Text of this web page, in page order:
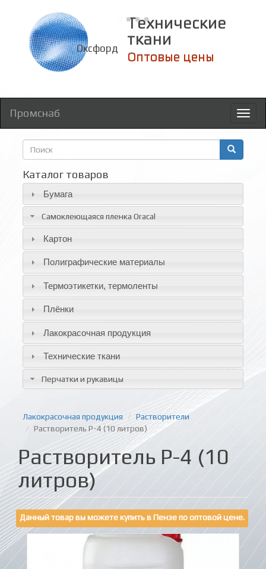
Технические
ткани
Оксфорд
Оптовые цены
Промснаб
Форма
поиска
Каталог товаров
Бумага
Самоклеющаяся пленка Oracal
Картон
Полиграфические материалы
Термоэтикетки, термоленты
Плёнки
Лакокрасочная продукция
Технические ткани
Перчатки и рукавицы
Лакокрасочная продукция
Растворители
Растворитель Р-4 (10 литров)
Растворитель Р-4 (10
литров)
Данный товар вы можете купить в Пензе по оптовой цене.